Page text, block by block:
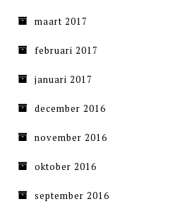
maart 2017
februari 2017
januari 2017
december 2016
november 2016
oktober 2016
september 2016